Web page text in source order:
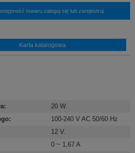
towaru zaloguj się lub zarejestruj.
Karta katalogowa
:
20 W.
:
100-240 V AC 50/60 Hz
12 V.
0 ~ 1,67 A